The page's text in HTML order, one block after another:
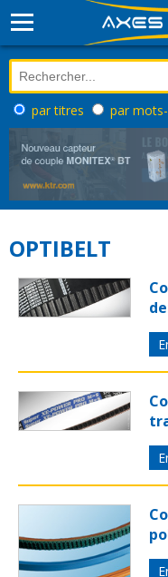
par titres par
OPTIBELT